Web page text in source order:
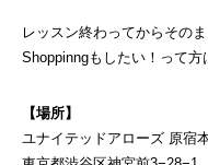
レッスン終わってからその
Shoppinngもしたい！って
【場所】
ユナイテッドアローズ 原宿